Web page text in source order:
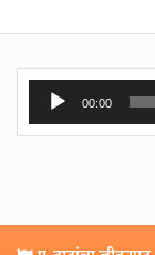
Audio
Player
00:00